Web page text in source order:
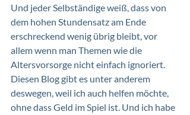
Und jeder Selbständige weiß, dass von
dem hohen Stundensatz am Ende
erschreckend wenig übrig bleibt, vor
allem wenn man Themen wie die
Altersvorsorge nicht einfach ignoriert.
Diesen Blog gibt es unter anderem
deswegen, weil ich auch helfen möchte,
ohne dass Geld im Spiel ist. Und ich habe